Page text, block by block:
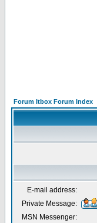
Forum Itbox Forum Index
E-mail address:
Private Message:
MSN Messenger: